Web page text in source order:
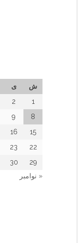
ش ی
1
2
8
9
15
16
22
23
29
30
« نوامبر